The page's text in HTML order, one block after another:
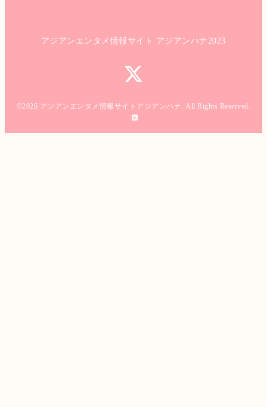
アジアンエンタメ情報サイト アジアンハナ2023
©2026 アジアンエンタメ情報サイトアジアンハナ . All Rights Reserved.